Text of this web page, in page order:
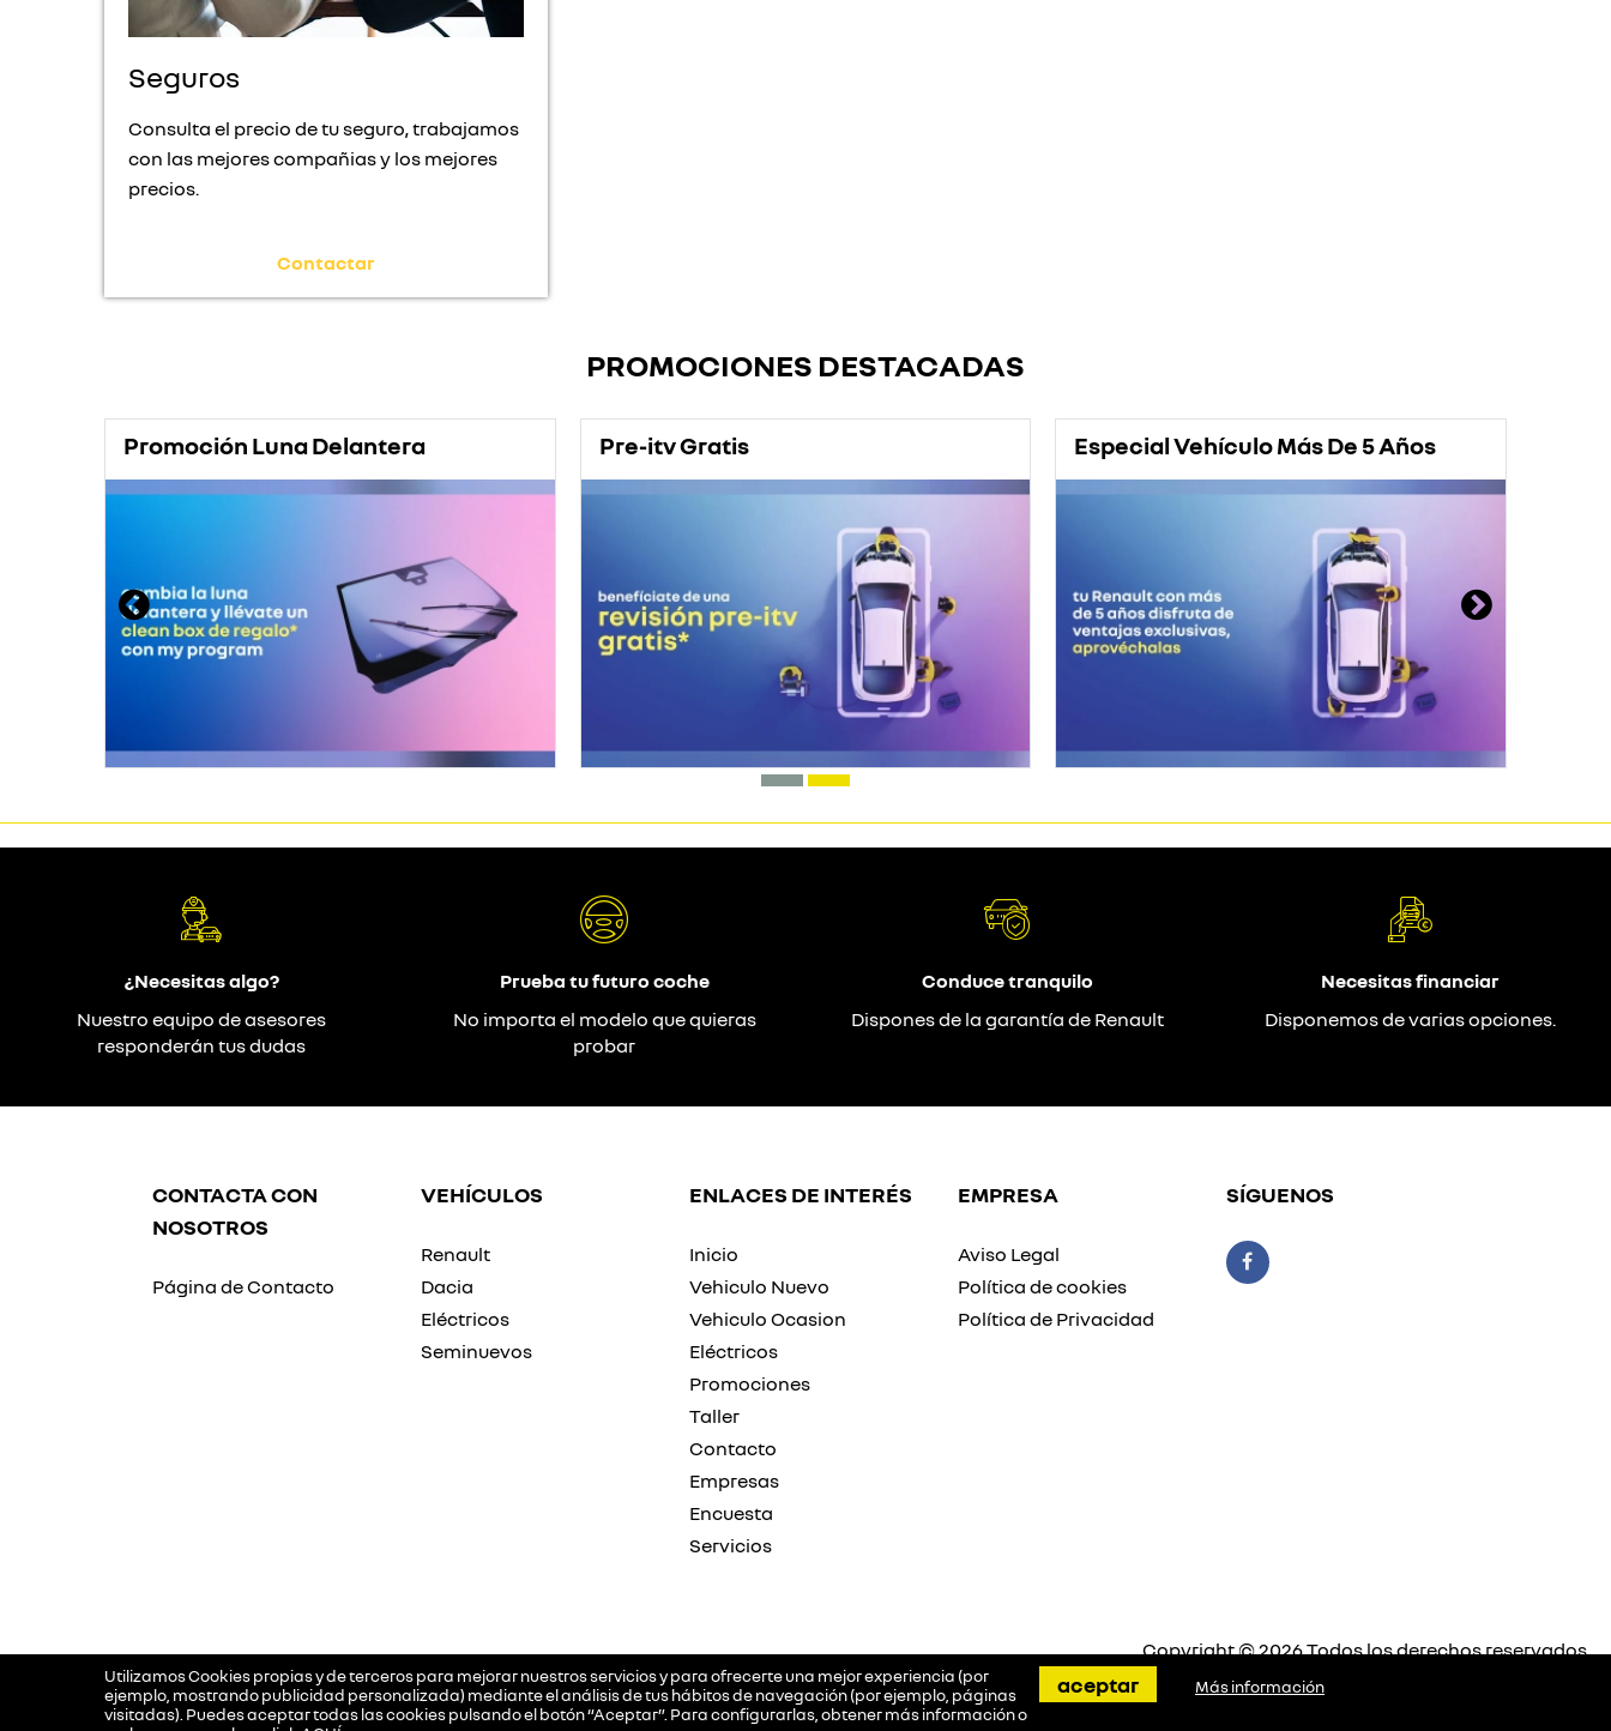
Seguros
Consulta el precio de tu seguro, trabajamos
con las mejores compañias y los mejores
precios.
Contactar
PROMOCIONES DESTACADAS
Promoción Luna Delantera Pre-itv Gratis Especial Vehículo Más De 5 Años
Utilizamos Cookies propias y de terceros para mejorar nuestros servicios y para ofrecerte una mejor experiencia (por
ejemplo, mostrando publicidad personalizada) mediante el análisis de tus hábitos de navegación (por ejemplo, páginas
visitadas). Puedes aceptar todas las cookies pulsando el botón “Aceptar”. Para configurarlas, obtener más información o
aceptar Más información
¿Necesitas algo?
Nuestro equipo de asesores
responderán tus dudas
Prueba tu futuro coche
No importa el modelo que quieras
probar
Conduce tranquilo
Dispones de la garantía de Renault
Necesitas financiar
Disponemos de varias opciones.
CONTACTA CON
NOSOTROS
Página de Contacto
VEHÍCULOS
Renault
Dacia
Eléctricos
Seminuevos
ENLACES DE INTERÉS
Inicio
Vehiculo Nuevo
Vehiculo Ocasion
Eléctricos
Promociones
Taller
Contacto
Empresas
Encuesta
Servicios
EMPRESA
Aviso Legal
Política de cookies
Política de Privacidad
SÍGUENOS
Copyright © 2026 Todos los derechos reservados
Plataforma Concesión by